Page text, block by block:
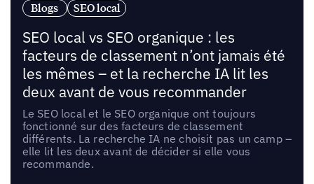
Blogs SEO local
SEO local vs SEO organique : les
facteurs de classement n’ont jamais été
les mêmes – et la recherche IA lit les
deux avant de vous recommander
Le SEO local et le SEO organique ont toujours
fonctionné sur des facteurs de classement
différents. La recherche IA ne choisit pas un camp –
elle lit les deux avant de décider si elle vous
recommande.